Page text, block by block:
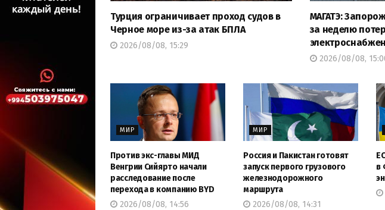
Турция ограничивает проход судов в
Черное море из-за атак БПЛА
2026/08/08, 15:29
МАГАТЭ:
за неделю
2026/08/08,
МИР
Против экс-главы МИД
Венгрии Сийярто начали
расследование после
перехода в компанию BYD
2026/08/08, 14:56
МИР
Россия и Пакистан готовят
запуск первого грузового
железнодорожного
маршрута
2026/08/08, 14:31
в